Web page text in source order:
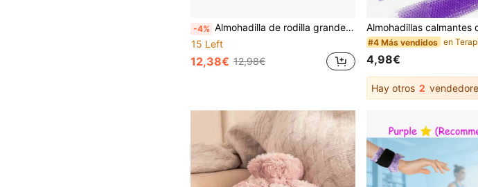
-4% Almohadilla de rodilla grande de 58*35cm con autoabsorción, bolsa de hielo para terapia de frío & calor, envoltura de calentamiento para rodilla, pierna, cuello, hombro, cadera
15 Left
12,38€ 12,98€
#4 Más vendidos
4,98€
Hay otros 2